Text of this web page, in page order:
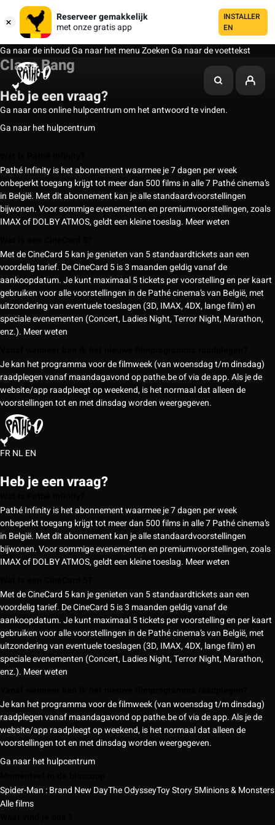
Reserveer gemakkelijk
met onze gratis app
INSTALLER
EN
Ga naar de inhoudGa naar het menuZoekenGa naar de voettekst
Claes Bang
Heb je een vraag?
Ga naar ons online hulpcentrum om het antwoord te vinden.
Ga naar het hulpcentrum
Pathé Infinity is het abonnement waarmee je 7 dagen per week
onbeperkt toegang krijgt tot meer dan 500 films in alle 7 Pathé cinema’s
in België. Met dit abonnement kan je alle standaardvoorstellingen
bijwonen. Voor sommige evenementen en premiumvoorstellingen, zoals
IMAX of DOLBY ATMOS, geldt een kleine toeslag. Meer weten
Met de CineCard 5 kan je genieten van 5 standaardtickets aan een
voordelig tarief. De CineCard 5 is 3 maanden geldig vanaf de
aankoopdatum. Je kunt maximaal 5 tickets per voorstelling en per kaart
gebruiken voor alle voorstellingen in de Pathé cinema’s van België, met
uitzondering van eventuele toeslagen (3D, IMAX, 4DX, lange film) en
speciale evenementen (Concert, Ladies Night, Terror Night, Marathon,
enz.). Meer weten
Je kan het programma voor de filmweek (van woensdag t/m dinsdag)
raadplegen vanaf maandagavond op pathe.be of via de app. Als je de
website/app raadpleegt op weekend, is het normaal dat alleen de
voorstellingen tot en met dinsdag worden weergegeven.
FRNLEN
Heb je een vraag?
Pathé Infinity is het abonnement waarmee je 7 dagen per week
onbeperkt toegang krijgt tot meer dan 500 films in alle 7 Pathé cinema’s
in België. Met dit abonnement kan je alle standaardvoorstellingen
bijwonen. Voor sommige evenementen en premiumvoorstellingen, zoals
IMAX of DOLBY ATMOS, geldt een kleine toeslag. Meer weten
Met de CineCard 5 kan je genieten van 5 standaardtickets aan een
voordelig tarief. De CineCard 5 is 3 maanden geldig vanaf de
aankoopdatum. Je kunt maximaal 5 tickets per voorstelling en per kaart
gebruiken voor alle voorstellingen in de Pathé cinema’s van België, met
uitzondering van eventuele toeslagen (3D, IMAX, 4DX, lange film) en
speciale evenementen (Concert, Ladies Night, Terror Night, Marathon,
enz.). Meer weten
Je kan het programma voor de filmweek (van woensdag t/m dinsdag)
raadplegen vanaf maandagavond op pathe.be of via de app. Als je de
website/app raadpleegt op weekend, is het normaal dat alleen de
voorstellingen tot en met dinsdag worden weergegeven.
Ga naar het hulpcentrum
Spider-Man : Brand New DayThe OdysseyToy Story 5Minions & Monsters
Alle films